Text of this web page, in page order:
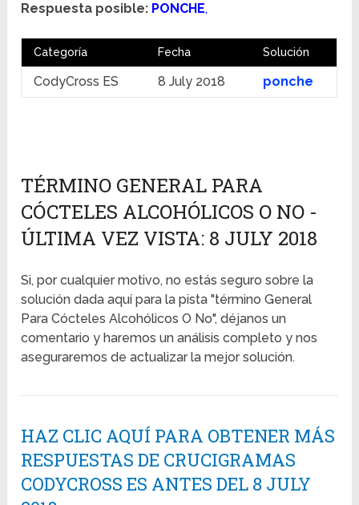
Respuesta posible: PONCHE,
Categoría Fecha Solución
CodyCross ES 8 July 2018 ponche
TÉRMINO GENERAL PARA
CÓCTELES ALCOHÓLICOS O NO -
ÚLTIMA VEZ VISTA: 8 JULY 2018
Si, por cualquier motivo, no estás seguro sobre la
solución dada aquí para la pista "término General
Para Cócteles Alcohólicos O No", déjanos un
comentario y haremos un análisis completo y nos
aseguraremos de actualizar la mejor solución.
HAZ CLIC AQUÍ PARA OBTENER MÁS
RESPUESTAS DE CRUCIGRAMAS
CODYCROSS ES ANTES DEL 8 JULY